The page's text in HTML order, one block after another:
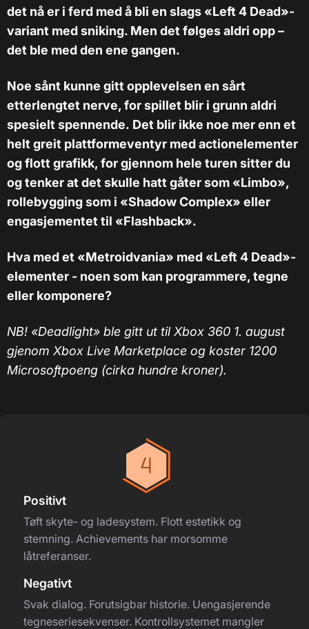
det nå er i ferd med å bli en slags «Left 4 Dead»-
variant med sniking. Men det følges aldri opp –
det ble med den ene gangen.
Noe sånt kunne gitt opplevelsen en sårt
etterlengtet nerve, for spillet blir i grunn aldri
spesielt spennende. Det blir ikke noe mer enn et
helt greit plattformeventyr med actionelementer
og flott grafikk, for gjennom hele turen sitter du
og tenker at det skulle hatt gåter som «Limbo»,
rollebygging som i «Shadow Complex» eller
engasjementet til «Flashback».
Hva med et «Metroidvania» med «Left 4 Dead»-
elementer - noen som kan programmere, tegne
eller komponere?
NB! «Deadlight» ble gitt ut til Xbox 360 1. august
gjenom Xbox Live Marketplace og koster 1200
Microsoftpoeng (cirka hundre kroner).
Positivt
Tøft skyte- og ladesystem. Flott estetikk og
stemning. Achievements har morsomme
låtreferanser.
Negativt
Svak dialog. Forutsigbar historie. Uengasjerende
tegneseriesekvenser. Kontrollsystemet mangler